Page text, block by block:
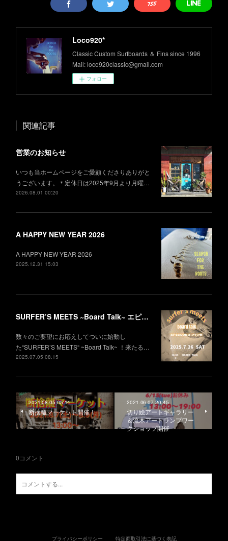
Loco920*
Classic Custom Surfboards ＆ Fins since 1996
Mail: loco920classic@gmail.com
フォロー
関連記事
営業のお知らせ
いつも当ホームページをご愛顧くださりありがと
うございます。＊定休日は2025年9月より月曜…
2026.08.01 00:20
A HAPPY NEW YEAR 2026
A HAPPY NEW YEAR 2026
2025.12.31 15:03
SURFER’S MEETS ~Board Talk~ エピソード2 フィン編
数々のご要望にお応えしてついに始動し
た“SURFER’S MEETS“ ~Board Talk~ ！来たる…
2025.07.05 08:15
2021.08.05 05:14
断捨離マーケット開催！
2021.06.07 20:45
切り絵アートギャラリー
＆流木アートランプワー
クショップ開催
0コメント
プライバシーポリシー 特定商取引法に基づく表記